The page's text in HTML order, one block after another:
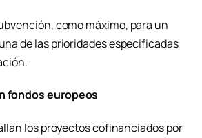
como máximo, para un
de las prioridades especificadas
fondos europeos
los proyectos cofinanciados por